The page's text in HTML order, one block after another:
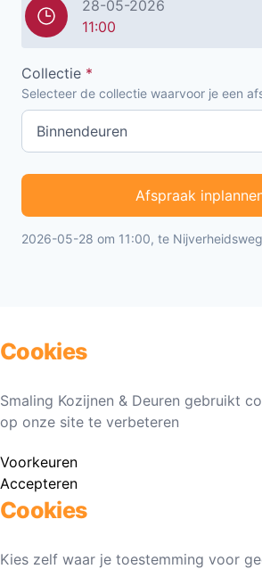
28-05-2026
11:00
Collectie *
Selecteer de collectie waarvoor je een
Afspraak
2026-05-28 om 11:00, te
Cookies
Smaling Kozijnen & Deuren gebruikt
op onze site te verbeteren
Voorkeuren
Accepteren
Cookies
Kies zelf waar je toestemming voor